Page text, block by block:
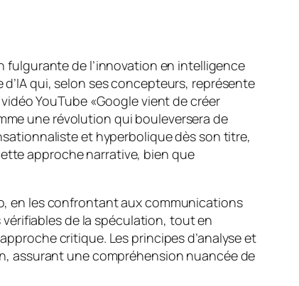
fulgurante de l’innovation en intelligence
qui, selon ses concepteurs, représente
YouTube «Google vient de créer
une révolution qui bouleversera de
et hyperbolique dès son titre,
approche narrative, bien que
en les confrontant aux communications
de la spéculation, tout en
critique. Les principes d’analyse et
assurant une compréhension nuancée de